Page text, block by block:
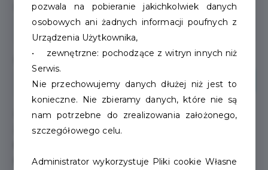
Nazwa/firma
Pobierz dane z GUS
Logo
Zalecamy, aby grafika logo była nie mniejsza niż
rozmiarze nie została zniekształcona, musi zachować
pozwala na pobieranie jakichkolwiek danych
osobowych ani żadnych informacji poufnych z
Urządzenia Użytkownika,
• zewnętrzne: pochodzące z witryn innych niż
Serwis.
Nie przechowujemy danych dłużej niż jest to
konieczne. Nie zbieramy danych, które nie są
nam potrzebne do zrealizowania założonego,
szczegółowego celu.
Administrator wykorzystuje Pliki cookie Własne